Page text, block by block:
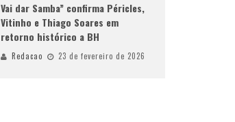
Vai dar Samba” confirma Péricles,
Vitinho e Thiago Soares em
retorno histórico a BH
Redacao 23 de fevereiro de 2026